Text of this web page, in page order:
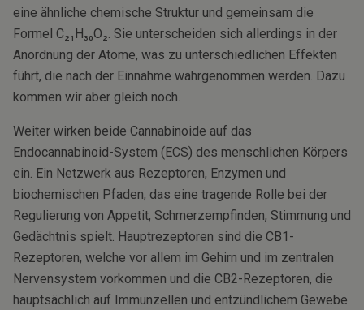
eine ähnliche chemische Struktur und gemeinsam die
Formel C₂₁H₃₀O₂. Sie unterscheiden sich allerdings in der
Anordnung der Atome, was zu unterschiedlichen Effekten
führt, die nach der Einnahme wahrgenommen werden. Dazu
kommen wir aber gleich noch.
Weiter wirken beide Cannabinoide auf das
Endocannabinoid-System (ECS) des menschlichen Körpers
ein. Ein Netzwerk aus Rezeptoren, Enzymen und
biochemischen Pfaden, das eine tragende Rolle bei der
Regulierung von Appetit, Schmerzempfinden, Stimmung und
Gedächtnis spielt. Hauptrezeptoren sind die CB1-
Rezeptoren, welche vor allem im Gehirn und im zentralen
Nervensystem vorkommen und die CB2-Rezeptoren, die
hauptsächlich auf Immunzellen und entzündlichem Gewebe